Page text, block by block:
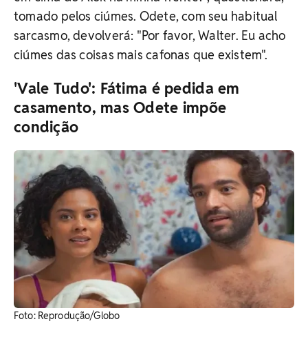
tomado pelos ciúmes. Odete, com seu habitual
sarcasmo, devolverá: "Por favor, Walter. Eu acho
ciúmes das coisas mais cafonas que existem".
'Vale Tudo': Fátima é pedida em
casamento, mas Odete impõe
condição
Foto: Reprodução/Globo